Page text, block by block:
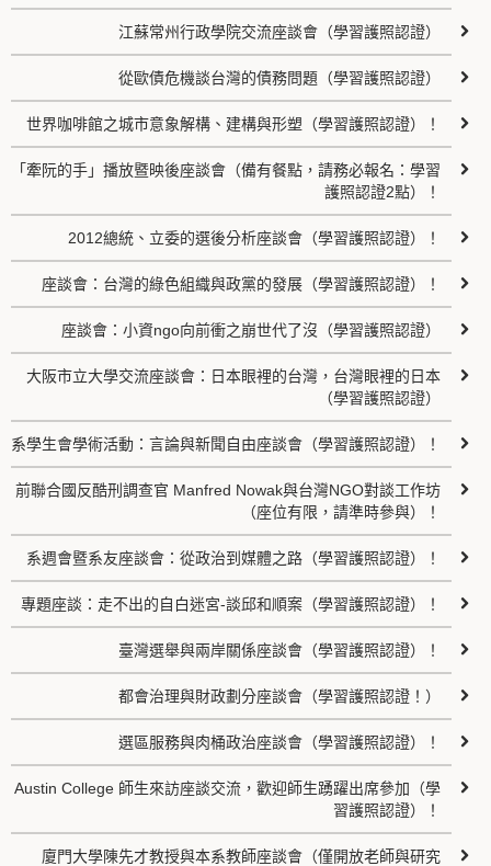
江蘇常州行政學院交流座談會（學習護照認證）
從歐債危機談台灣的債務問題（學習護照認證）
世界咖啡館之城市意象解構、建構與形塑（學習護照認證）！
「牽阮的手」播放暨映後座談會（備有餐點，請務必報名：學習
護照認證2點）！
2012總統、立委的選後分析座談會（學習護照認證）！
座談會：台灣的綠色組織與政黨的發展（學習護照認證）！
座談會：小資ngo向前衝之崩世代了沒（學習護照認證）
大阪市立大學交流座談會：日本眼裡的台灣，台灣眼裡的日本
（學習護照認證）
系學生會學術活動：言論與新聞自由座談會（學習護照認證）！
前聯合國反酷刑調查官 Manfred Nowak與台灣NGO對談工作坊
（座位有限，請準時參與）！
系週會暨系友座談會：從政治到媒體之路（學習護照認證）！
專題座談：走不出的自白迷宮-談邱和順案（學習護照認證）！
臺灣選舉與兩岸關係座談會（學習護照認證）！
都會治理與財政劃分座談會（學習護照認證！）
選區服務與肉桶政治座談會（學習護照認證）！
Austin College 師生來訪座談交流，歡迎師生踴躍出席參加（學
習護照認證）！
廈門大學陳先才教授與本系教師座談會（僅開放老師與研究